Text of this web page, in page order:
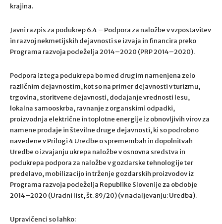
krajina.
Javni razpis za podukrep 6.4 – Podpora za naložbe v vzpostavitev
in razvoj nekmetijskih dejavnosti se izvaja in financira preko
Programa razvoja podeželja 2014–2020 (PRP 2014–2020).
Podpora iz tega podukrepa bo med drugim namenjena zelo
različnim dejavnostim, kot so na primer dejavnosti v turizmu,
trgovina, storitvene dejavnosti, dodajanje vrednosti lesu,
lokalna samooskrba, ravnanje z organskimi odpadki,
proizvodnja električne in toplotne energije iz obnovljivih virov za
namene prodaje in številne druge dejavnosti, ki so podrobno
navedene v Prilogi 4 Uredbe o spremembah in dopolnitvah
Uredbe o izvajanju ukrepa naložbe v osnovna sredstva in
podukrepa podpora za naložbe v gozdarske tehnologije ter
predelavo, mobilizacijo in trženje gozdarskih proizvodov iz
Programa razvoja podeželja Republike Slovenije za obdobje
2014–2020 (Uradni list, št. 89/20) (v nadaljevanju: Uredba).
Upravičenci so lahko: